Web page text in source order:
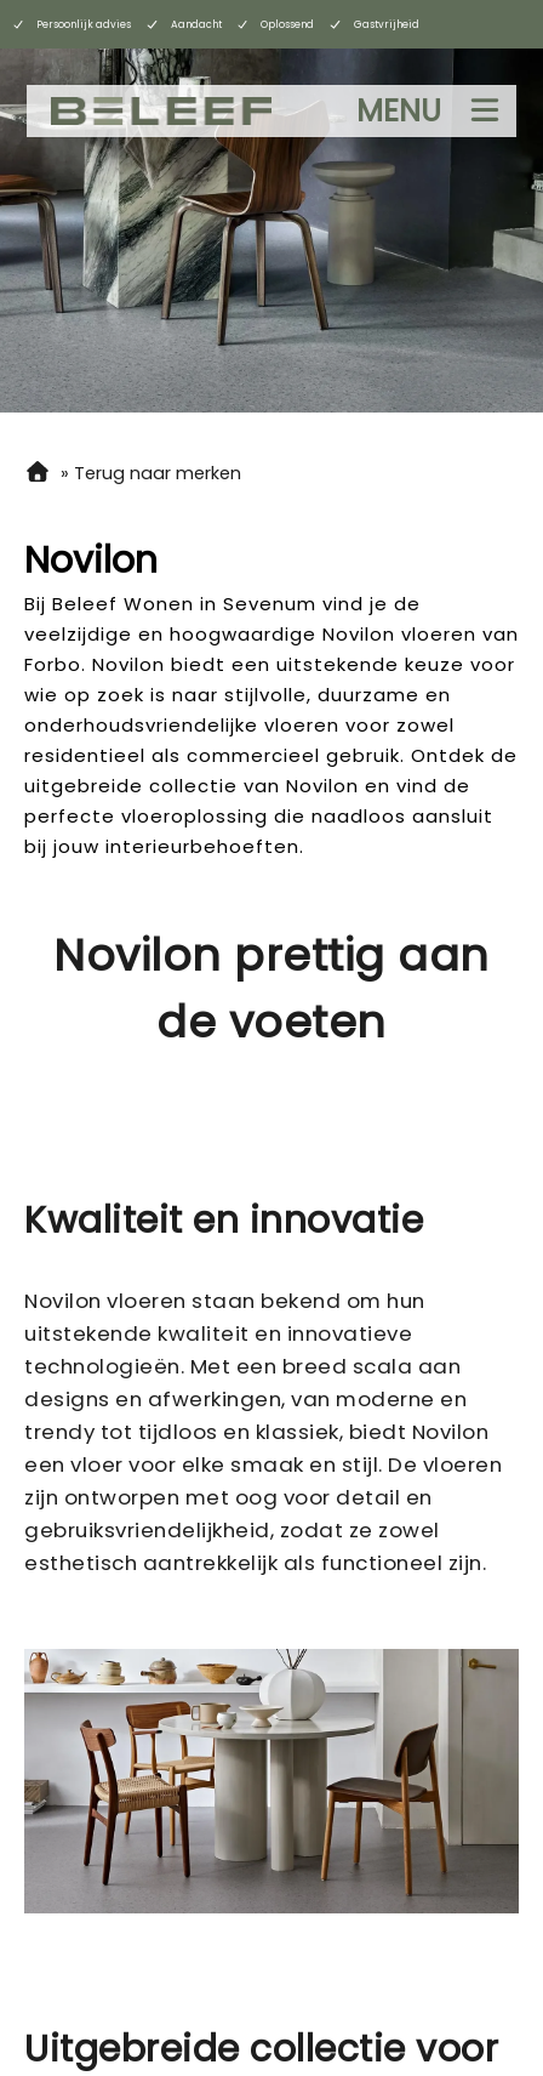
Persoonlijk advies Aandacht Oplossend Gastvrijheid
MENU
Novilon
Bij Beleef Wonen in Sevenum vind je de
veelzijdige en hoogwaardige Novilon vloeren van
Forbo. Novilon biedt een uitstekende keuze voor
wie op zoek is naar stijlvolle, duurzame en
onderhoudsvriendelijke vloeren voor zowel
residentieel als commercieel gebruik. Ontdek de
uitgebreide collectie van Novilon en vind de
perfecte vloeroplossing die naadloos aansluit
bij jouw interieurbehoeften.
Novilon prettig aan
de voeten
Kwaliteit en innovatie
Novilon vloeren staan bekend om hun
uitstekende kwaliteit en innovatieve
technologieën. Met een breed scala aan
designs en afwerkingen, van moderne en
trendy tot tijdloos en klassiek, biedt Novilon
een vloer voor elke smaak en stijl. De vloeren
zijn ontworpen met oog voor detail en
gebruiksvriendelijkheid, zodat ze zowel
esthetisch aantrekkelijk als functioneel zijn.
Uitgebreide collectie voor
» Terug naar merken